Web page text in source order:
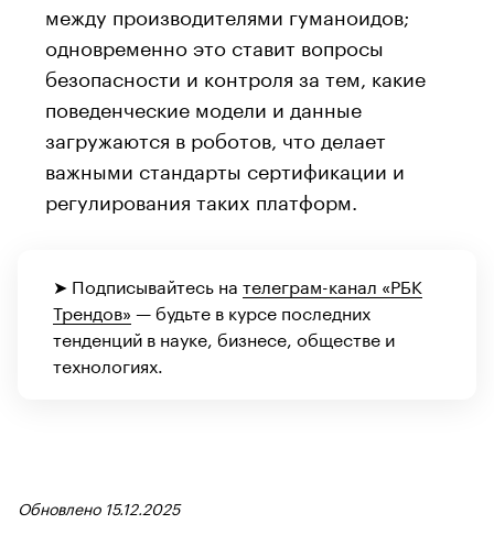
между производителями гуманоидов;
одновременно это ставит вопросы
безопасности и контроля за тем, какие
поведенческие модели и данные
загружаются в роботов, что делает
важными стандарты сертификации и
регулирования таких платформ.
➤ Подписывайтесь на телеграм-канал «РБК
Трендов» — будьте в курсе последних
тенденций в науке, бизнесе, обществе и
технологиях.
Обновлено 15.12.2025